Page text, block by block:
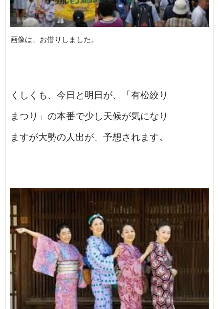
画像は、お借りしました。
くしくも、今日と明日が、「有松絞り
まつり」の本番で少し天候が気になり
ますが大勢の人出が、予想されます。